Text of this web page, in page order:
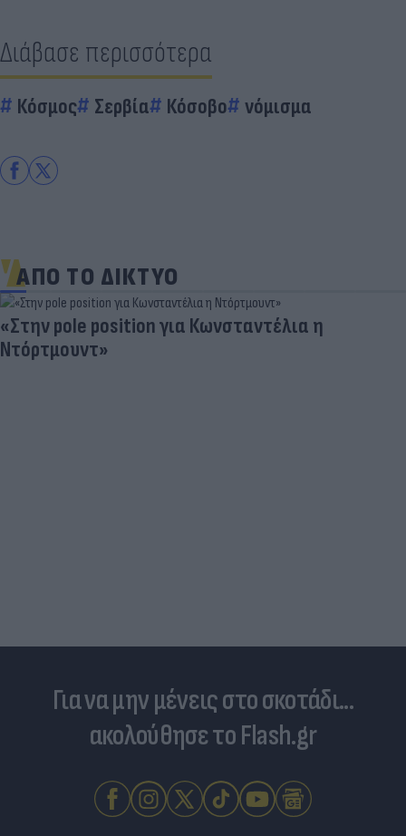
Διάβασε περισσότερα
Κόσμος Σερβία Κόσοβο νόμισμα
ΑΠΟ ΤΟ ΔΙΚΤΥΟ
«Στην pole position για Κωνσταντέλια η
Ντόρτμουντ»
Για να μην μένεις στο σκοτάδι...
ακολούθησε το Flash.gr